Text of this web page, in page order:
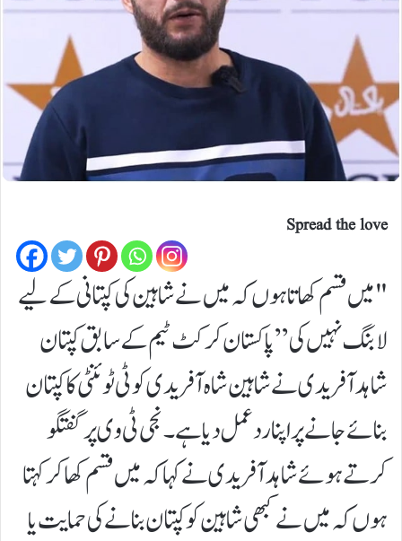
Spread the love
"میں قسم کھاتا ہوں کہ میں نے شاہین کی کپتانی کے لیے
لابنگ نہیں کی” پاکستان کرکٹ ٹیم کے سابق کپتان
شاہد آفریدی نے شاہین شاہ آفریدی کو ٹی ٹوئنٹی کا کپتان
بنائے جانے پر اپنا ردعمل دیا ہے۔ نجی ٹی وی پر گفتگو
کرتے ہوئے شاہد آفریدی نے کہا کہ میں قسم کھا کر کہتا
ہوں کہ میں نے کبھی شاہین کو کپتان بنانے کی حمایت یا